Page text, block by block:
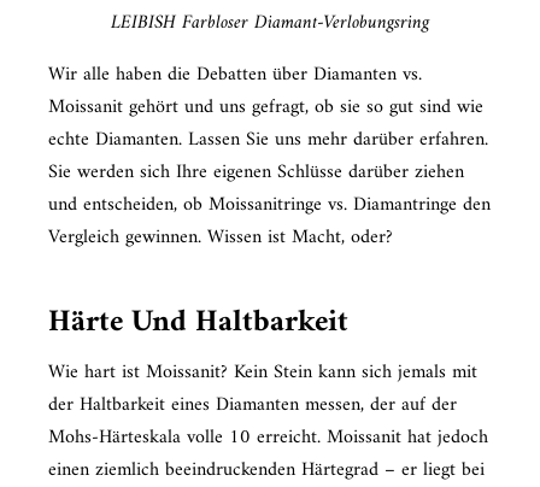
LEIBISH Farbloser Diamant-Verlobungsring
Wir alle haben die Debatten über Diamanten vs.
Moissanit gehört und uns gefragt, ob sie so gut sind wie
echte Diamanten. Lassen Sie uns mehr darüber erfahren.
Sie werden sich Ihre eigenen Schlüsse darüber ziehen
und entscheiden, ob Moissanitringe vs. Diamantringe den
Vergleich gewinnen. Wissen ist Macht, oder?
Härte Und Haltbarkeit
Wie hart ist Moissanit? Kein Stein kann sich jemals mit
der Haltbarkeit eines Diamanten messen, der auf der
Mohs-Härteskala volle 10 erreicht. Moissanit hat jedoch
einen ziemlich beeindruckenden Härtegrad – er liegt bei